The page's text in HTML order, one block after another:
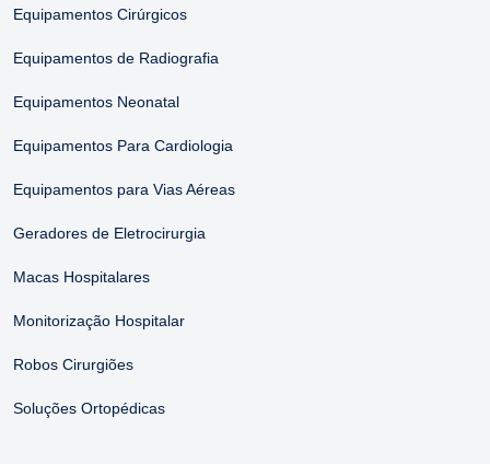
Equipamentos Cirúrgicos
Equipamentos de Radiografia
Equipamentos Neonatal
Equipamentos Para Cardiologia
Equipamentos para Vias Aéreas
Geradores de Eletrocirurgia
Macas Hospitalares
Monitorização Hospitalar
Robos Cirurgiões
Soluções Ortopédicas